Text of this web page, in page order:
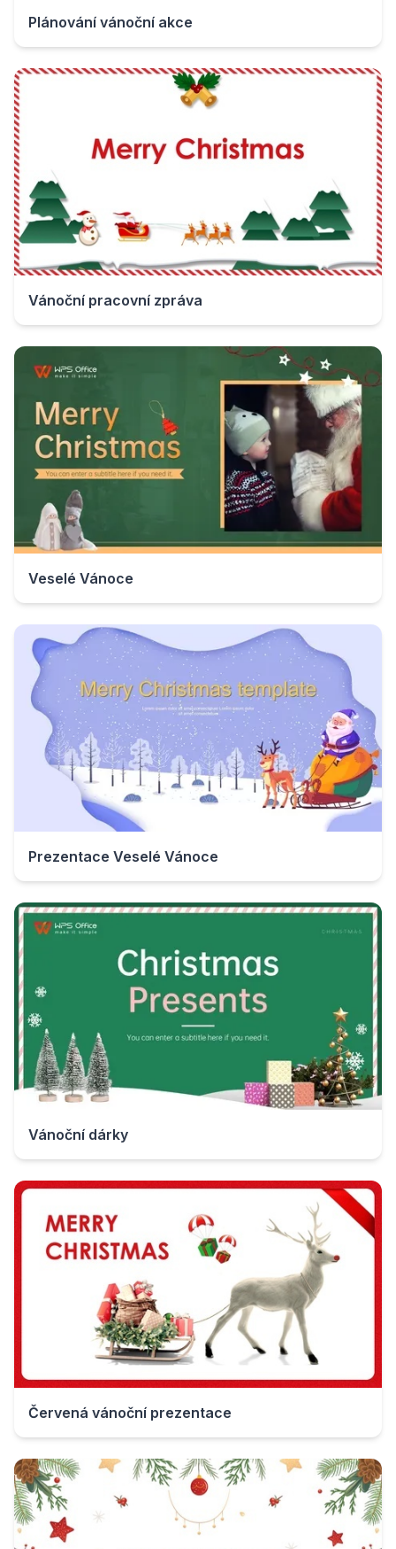
Plánování vánoční akce
Vánoční pracovní zpráva
Veselé Vánoce
Prezentace Veselé Vánoce
Vánoční dárky
Červená vánoční prezentace